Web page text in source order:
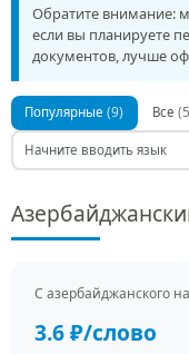
Обратите внимание:
если вы планируете
документов, лучше
Популярные(9) Все
С азербайджанского
3.6 ₽/слово